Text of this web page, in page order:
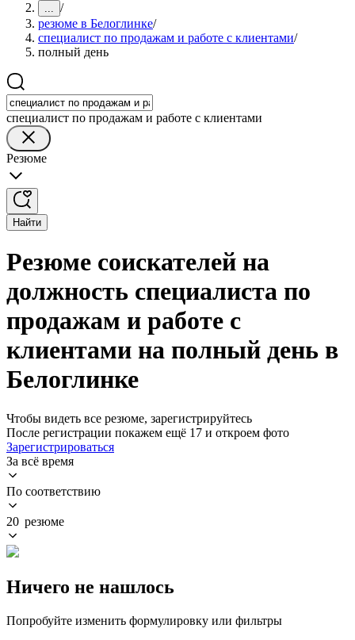
... /
резюме в Белоглинке/
специалист по продажам и работе с клиентами/
полный день
специалист по продажам и работе с клиентами
Резюме
Найти
Резюме соискателей на
должность специалиста по
продажам и работе с
клиентами на полный день в
Белоглинке
Чтобы видеть все резюме, зарегистрируйтесь
После регистрации покажем ещё 17 и откроем фото
Зарегистрироваться
За всё время
По соответствию
20 резюме
Ничего не нашлось
Попробуйте изменить формулировку или фильтры